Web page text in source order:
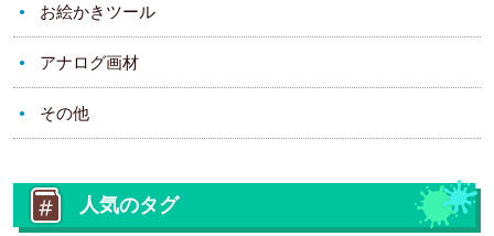
お絵かきツール
アナログ画材
その他
人気のタグ